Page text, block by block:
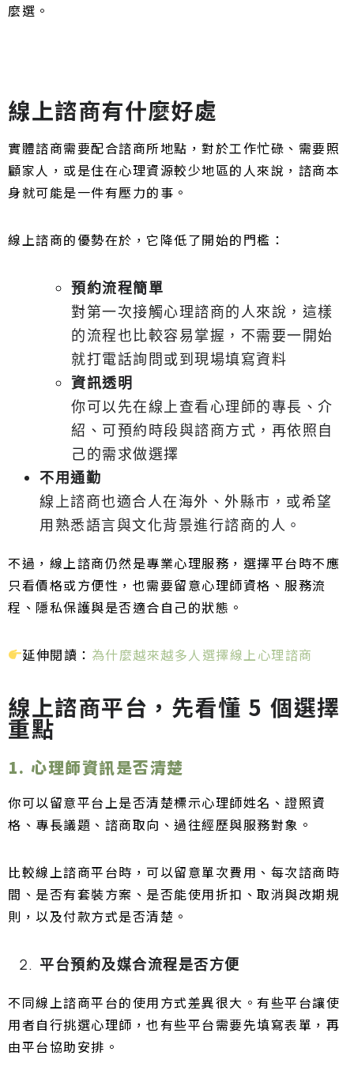
麼選。
線上諮商有什麼好處
實體諮商需要配合諮商所地點，對於工作忙碌、需要照
顧家人，或是住在心理資源較少地區的人來說，諮商本
身就可能是一件有壓力的事。
線上諮商的優勢在於，它降低了開始的門檻：
預約流程簡單
對第一次接觸心理諮商的人來說，這樣
的流程也比較容易掌握，不需要一開始
就打電話詢問或到現場填寫資料
資訊透明
你可以先在線上查看心理師的專長、介
紹、可預約時段與諮商方式，再依照自
己的需求做選擇
不用通勤
線上諮商也適合人在海外、外縣市，或希望
用熟悉語言與文化背景進行諮商的人。
不過，線上諮商仍然是專業心理服務，選擇平台時不應
只看價格或方便性，也需要留意心理師資格、服務流
程、隱私保護與是否適合自己的狀態。
延伸閱讀： 為什麼越來越多人選擇線上心理諮商
線上諮商平台，先看懂 5 個選擇
重點
1. 心理師資訊是否清楚
你可以留意平台上是否清楚標示心理師姓名、證照資
格、專長議題、諮商取向、過往經歷與服務對象。
比較線上諮商平台時，可以留意單次費用、每次諮商時
間、是否有套裝方案、是否能使用折扣、取消與改期規
則，以及付款方式是否清楚。
平台預約及媒合流程是否方便
不同線上諮商平台的使用方式差異很大。有些平台讓使
用者自行挑選心理師，也有些平台需要先填寫表單，再
由平台協助安排。